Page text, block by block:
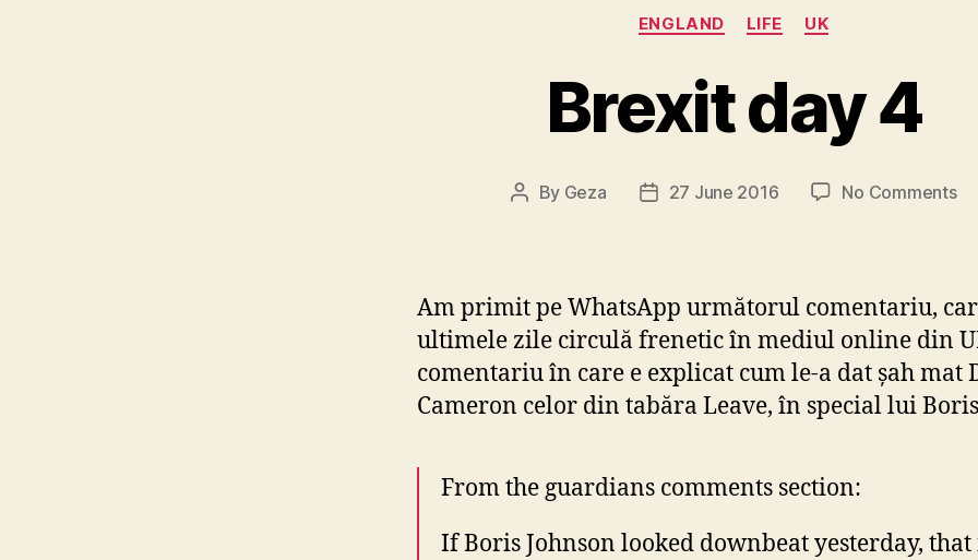
Categories
ENGLAND LIFE UK
Brexit day 4
Post
By Geza
Post27 June 2016 No Commentson
Am primit pe WhatsApp următorul comentariu,
ultimele zile circulă frenetic în mediul online din
comentariu în care e explicat cum le-a dat șah mat
Cameron celor din tabăra Leave, în special lui
From the guardians comments section:
If Boris Johnson looked downbeat yesterday, that